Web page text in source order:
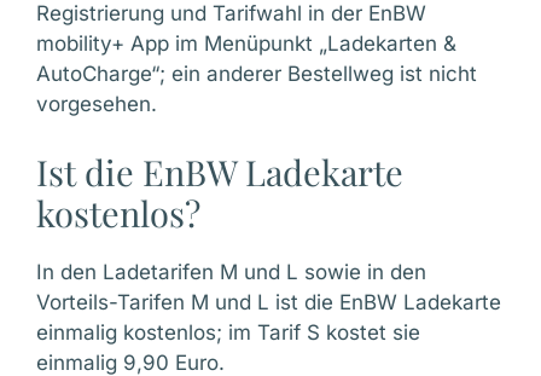
Registrierung und Tarifwahl in der EnBW
mobility+ App im Menüpunkt „Ladekarten &
AutoCharge“; ein anderer Bestellweg ist nicht
vorgesehen.
Ist die EnBW Ladekarte
kostenlos?
In den Ladetarifen M und L sowie in den
Vorteils-Tarifen M und L ist die EnBW Ladekarte
einmalig kostenlos; im Tarif S kostet sie
einmalig 9,90 Euro.